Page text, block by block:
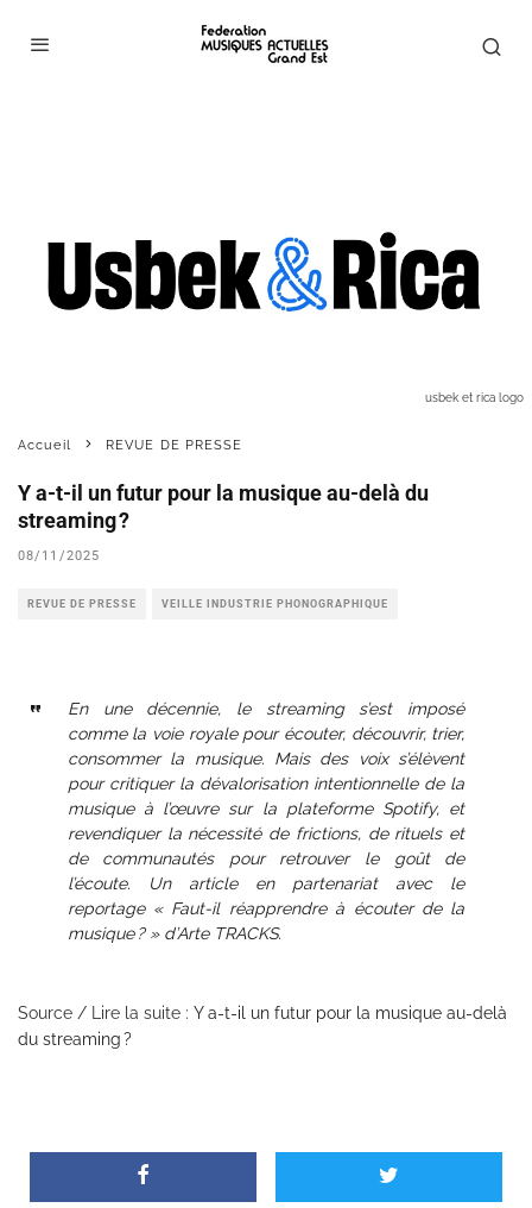
usbek et rica logo
Accueil REVUE DE PRESSE
Y a-t-il un futur pour la musique au-delà du
streaming ?
08/11/2025
REVUE DE PRESSE VEILLE INDUSTRIE PHONOGRAPHIQUE
En une décennie, le streaming s’est imposé
comme la voie royale pour écouter, découvrir, trier,
consommer la musique. Mais des voix s’élèvent
pour critiquer la dévalorisation intentionnelle de la
musique à l’œuvre sur la plateforme Spotify, et
revendiquer la nécessité de frictions, de rituels et
de communautés pour retrouver le goût de
l’écoute. Un article en partenariat avec le
reportage « Faut-il réapprendre à écouter de la
musique ? » d’Arte TRACKS.
Source / Lire la suite : Y a-t-il un futur pour la musique au-delà
du streaming ?